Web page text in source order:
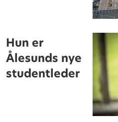
Hun er
Ålesunds nye
studentleder